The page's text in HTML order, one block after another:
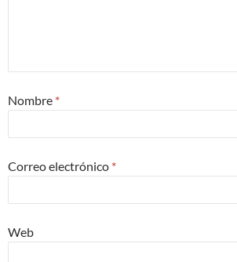
Nombre *
Correo electrónico *
Web